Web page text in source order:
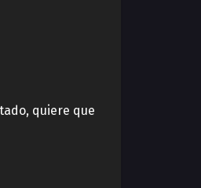
quiere que